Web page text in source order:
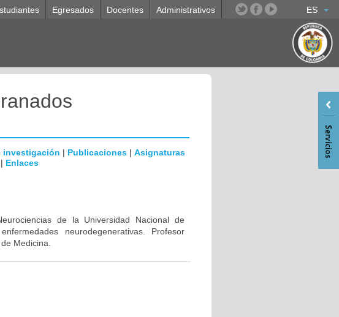
ES
Egresados Docentes Administrativos
investigación | Publicaciones | Asignaturas
| Enlaces
de la Universidad Nacional de
neurodegenerativas. Profesor
Medicina.